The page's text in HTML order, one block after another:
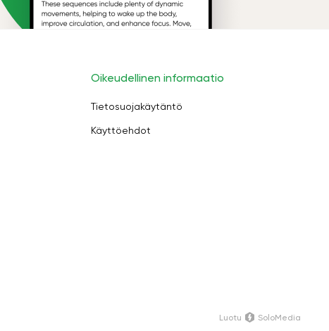
Oikeudellinen informaatio
Tietosuojakäytäntö
Käyttöehdot
Luotu SoloMedia